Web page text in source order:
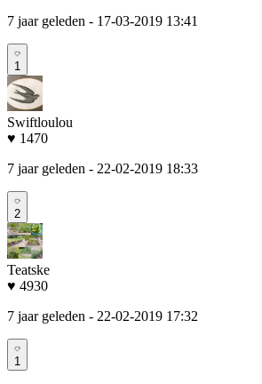
7 jaar geleden - 17-03-2019 13:41
1
Swiftloulou
♥ 1470
7 jaar geleden - 22-02-2019 18:33
2
Teatske
♥ 4930
7 jaar geleden - 22-02-2019 17:32
1